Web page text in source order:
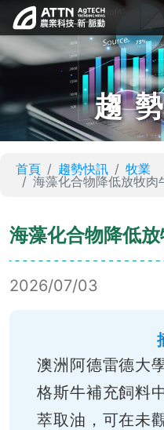
趨
首頁 趨勢快訊
牧業
海藻化合物降低放牧肉
海藻化合物降低
2026/07/03
澳洲阿德雷德大
格斯牛補充飼料
萃取油，可在未